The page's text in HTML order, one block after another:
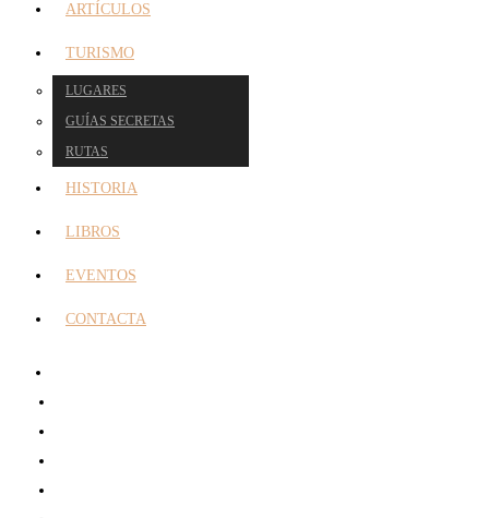
ARTÍCULOS
TURISMO
LUGARES
GUÍAS SECRETAS
RUTAS
HISTORIA
LIBROS
EVENTOS
CONTACTA